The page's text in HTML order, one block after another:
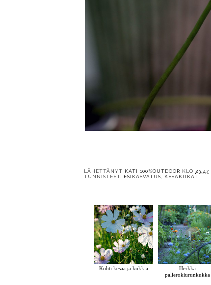
Kohti kesää ja kukkia
Herkkä
pallerokiurunkukka
LÄHETTÄNYT KATI 100%OUTDOOR KLO 23.47
TUNNISTEET: ESIKASVATUS, KESÄKUKAT